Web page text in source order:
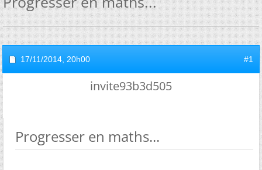
17/11/2014, 20h00 #1
invite93b3d505
Progresser en maths...